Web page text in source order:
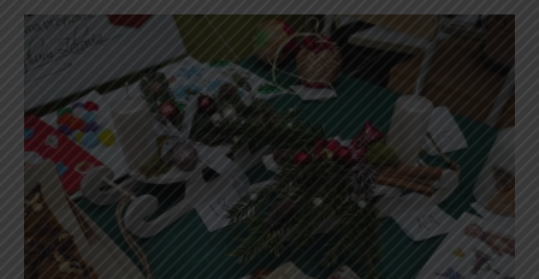
Kiermasz
ciast
2022